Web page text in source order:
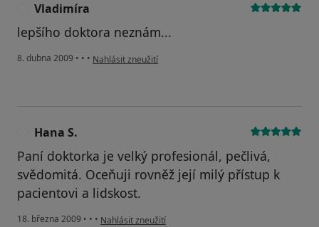
Vladimíra
lepšího doktora neznám...
8. dubna 2009 • • • podle názoru uživatele Vladimíra
Nahlásit zneužití
Hana S.
Paní doktorka je velký profesionál, pečlivá,
svědomitá. Oceňuji rovněž její milý přístup k
pacientovi a lidskost.
18. března 2009 • • • podle názoru uživatele Hana S.
Nahlásit zneužití